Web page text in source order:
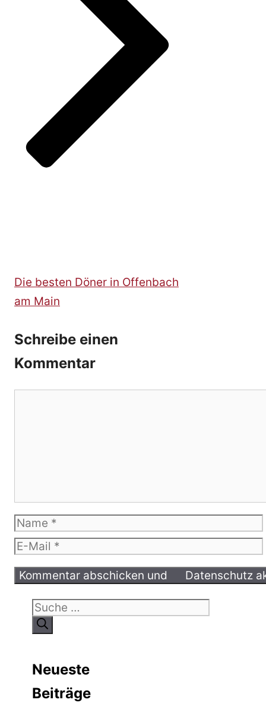
Die besten Döner in Offenbach
am Main
Schreibe einen
Kommentar
Name
E-
Mail
Suche
nach:
Neueste
Beiträge